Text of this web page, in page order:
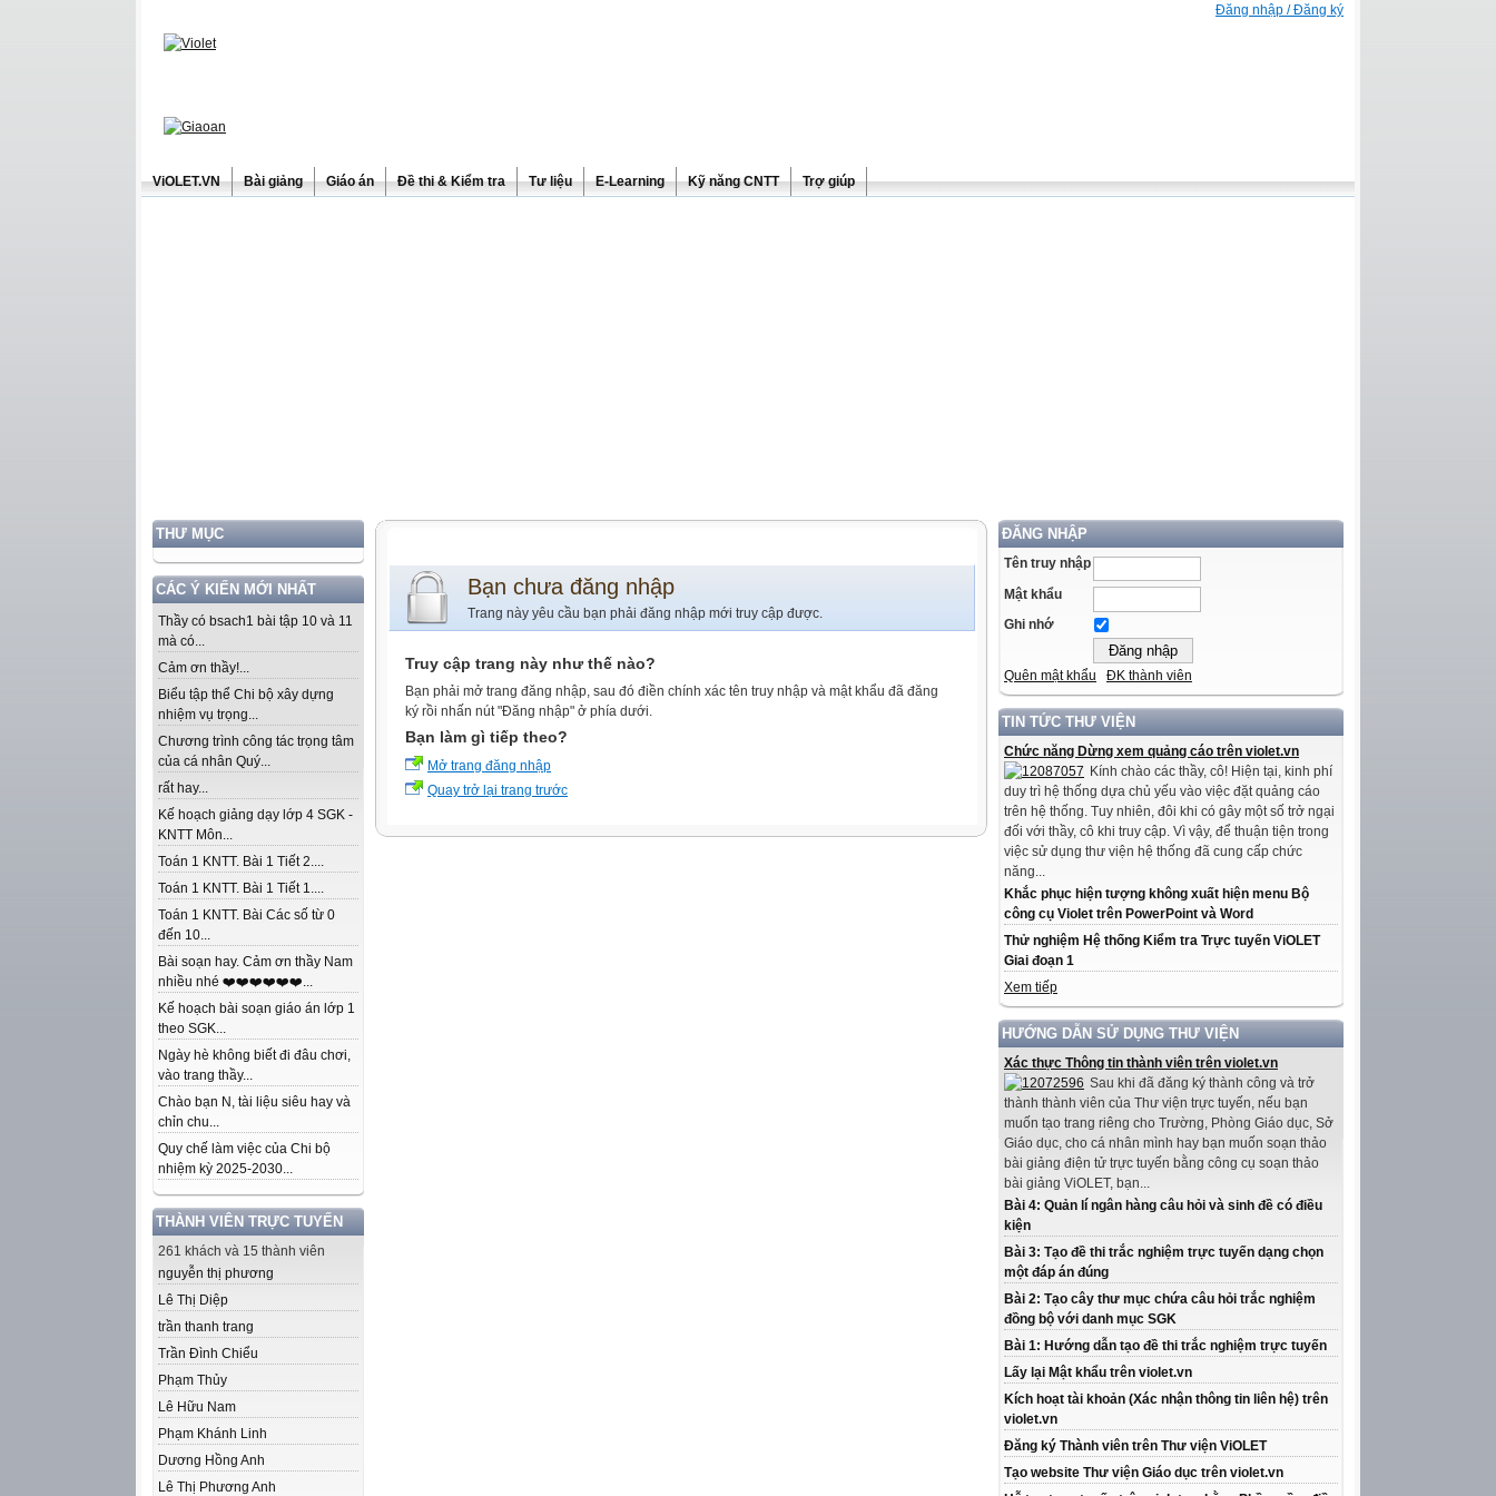
Đăng nhập / Đăng ký
ViOLET.VN Bài giảng Giáo án Đề thi & Kiểm tra Tư liệu E-Learning Kỹ năng CNTT Trợ giúp
THƯ MỤC
CÁC Ý KIẾN MỚI NHẤT
Thầy có bsach1 bài tập 10 và 11
mà có...
Cảm ơn thầy!...
Biểu tập thể Chi bộ xây dựng
nhiệm vụ trọng...
Chương trình công tác trọng tâm
của cá nhân Quý...
rất hay...
Kế hoạch giảng dạy lớp 4 SGK -
KNTT Môn...
Toán 1 KNTT. Bài 1 Tiết 2....
Toán 1 KNTT. Bài 1 Tiết 1....
Toán 1 KNTT. Bài Các số từ 0
đến 10...
Bài soạn hay. Cảm ơn thầy Nam
nhiều nhé ❤️❤️❤️❤️❤️❤️...
Kế hoạch bài soạn giáo án lớp 1
theo SGK...
Ngày hè không biết đi đâu chơi,
vào trang thầy...
Chào bạn N, tài liệu siêu hay và
chỉn chu...
Quy chế làm việc của Chi bộ
nhiệm kỳ 2025-2030...
THÀNH VIÊN TRỰC TUYẾN
261 khách và 15 thành viên
nguyễn thị phương
Lê Thị Diệp
trần thanh trang
Trần Đình Chiểu
Phạm Thủy
Lê Hữu Nam
Phạm Khánh Linh
Dương Hồng Anh
Lê Thị Phương Anh
ĐĂNG NHẬP
Tên truy nhập
Mật khẩu
Ghi nhớ
Quên mật khẩu ĐK thành viên
TIN TỨC THƯ VIỆN
Chức năng Dừng xem quảng cáo trên violet.vn
Kính chào các thầy, cô! Hiện tại, kinh phí
duy trì hệ thống dựa chủ yếu vào việc đặt quảng cáo
trên hệ thống. Tuy nhiên, đôi khi có gây một số trở ngại
đối với thầy, cô khi truy cập. Vì vậy, để thuận tiện trong
việc sử dụng thư viện hệ thống đã cung cấp chức
năng...
Khắc phục hiện tượng không xuất hiện menu Bộ
công cụ Violet trên PowerPoint và Word
Thử nghiệm Hệ thống Kiểm tra Trực tuyến ViOLET
Giai đoạn 1
Xem tiếp
HƯỚNG DẪN SỬ DỤNG THƯ VIỆN
Xác thực Thông tin thành viên trên violet.vn
Sau khi đã đăng ký thành công và trở
thành thành viên của Thư viện trực tuyến, nếu bạn
muốn tạo trang riêng cho Trường, Phòng Giáo dục, Sở
Giáo dục, cho cá nhân mình hay bạn muốn soạn thảo
bài giảng điện tử trực tuyến bằng công cụ soạn thảo
bài giảng ViOLET, bạn...
Bài 4: Quản lí ngân hàng câu hỏi và sinh đề có điều
kiện
Bài 3: Tạo đề thi trắc nghiệm trực tuyến dạng chọn
một đáp án đúng
Bài 2: Tạo cây thư mục chứa câu hỏi trắc nghiệm
đồng bộ với danh mục SGK
Bài 1: Hướng dẫn tạo đề thi trắc nghiệm trực tuyến
Lấy lại Mật khẩu trên violet.vn
Kích hoạt tài khoản (Xác nhận thông tin liên hệ) trên
violet.vn
Đăng ký Thành viên trên Thư viện ViOLET
Tạo website Thư viện Giáo dục trên violet.vn
Bạn chưa đăng nhập
Trang này yêu cầu bạn phải đăng nhập mới truy cập được.
Truy cập trang này như thế nào?
Bạn phải mở trang đăng nhập, sau đó điền chính xác tên truy nhập và mật khẩu đã đăng
ký rồi nhấn nút "Đăng nhập" ở phía dưới.
Bạn làm gì tiếp theo?
Mở trang đăng nhập
Quay trở lại trang trước